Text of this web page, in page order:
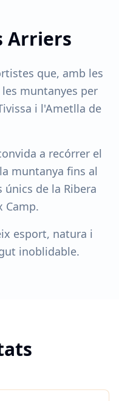
Arriers
que, amb les
muntanyes per
i l'Ametlla de
a recórrer el
muntanya fins al
de la Ribera
Camp.
esport, natura i
inoblidable.